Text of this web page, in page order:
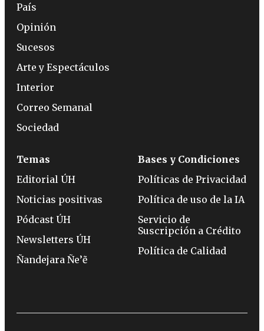
País
Opinión
Sucesos
Arte y Espectáculos
Interior
Correo Semanal
Sociedad
Temas
Editorial ÚH
Noticias positivas
Pódcast ÚH
Newsletters ÚH
Ñandejara Ñe’ẽ
Bases y Condiciones
Políticas de Privacidad
Política de uso de la IA
Servicio de
Suscripción a Crédito
Política de Calidad